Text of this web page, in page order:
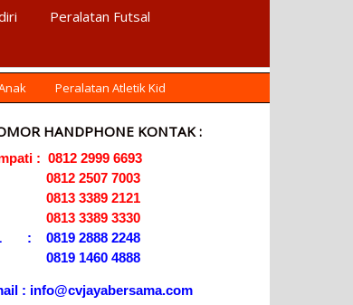
Peralatan Futsal
Peralatan Atletik Kid
HANDPHONE KONTAK :
: 0812 2999 6693
2507 7003
3389 2121
3389 3330
: 0819 2888 2248
1460 4888
: info@cvjayabersama.com